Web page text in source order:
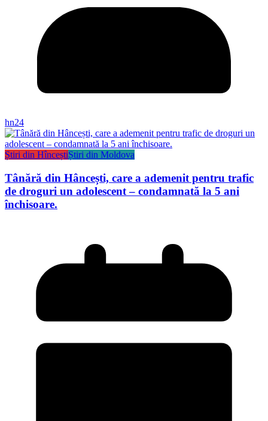
hn24
Știri din HînceștiȘtiri din Moldova
Tânără din Hâncești, care a ademenit pentru trafic
de droguri un adolescent – condamnată la 5 ani
închisoare.